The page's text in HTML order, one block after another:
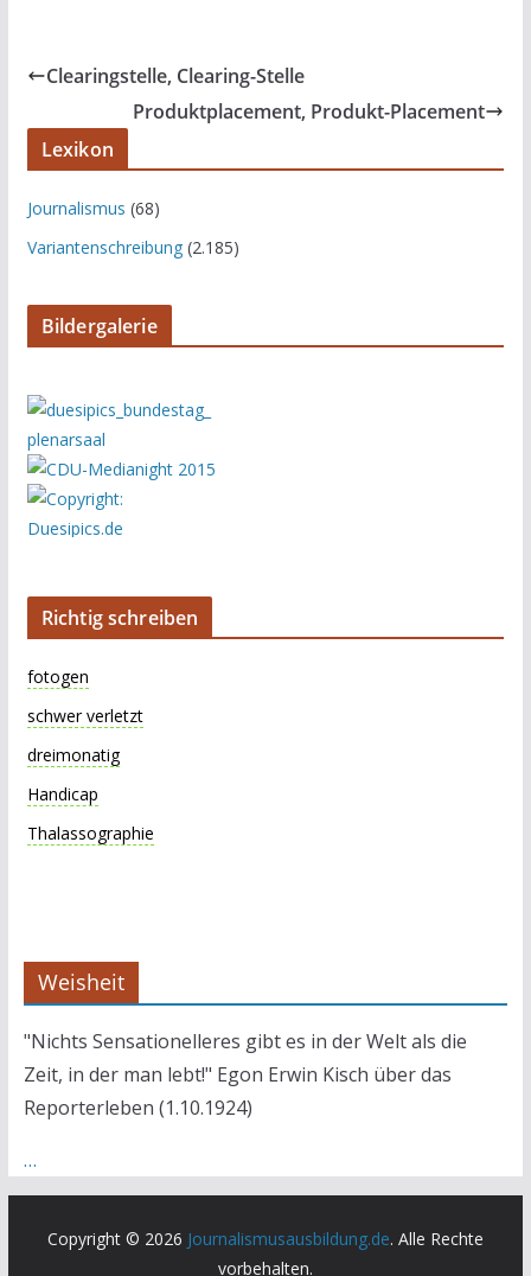
Clearingstelle, Clearing-Stelle
Produktplacement, Produkt-Placement
Lexikon
Journalismus (68)
Variantenschreibung(2.185)
Bildergalerie
Richtig schreiben
fotogen
schwer verletzt
dreimonatig
Handicap
Thalassographie
Weisheit
"Nichts Sensationelleres gibt es in der Welt als die
Zeit, in der man lebt!" Egon Erwin Kisch über das
Reporterleben (1.10.1924)
…
Copyright © 2026 Journalismusausbildung.de. Alle Rechte
vorbehalten.